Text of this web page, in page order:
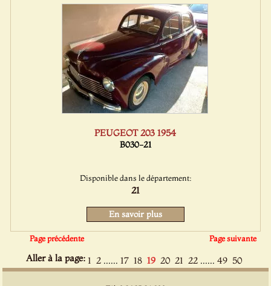
PEUGEOT 203 1954
B030-21
Disponible dans le département:
21
En savoir plus
Page précédente Page suivante
Aller à la page: 1 2 ...... 17 18 19 20 21 22 ...... 49 50